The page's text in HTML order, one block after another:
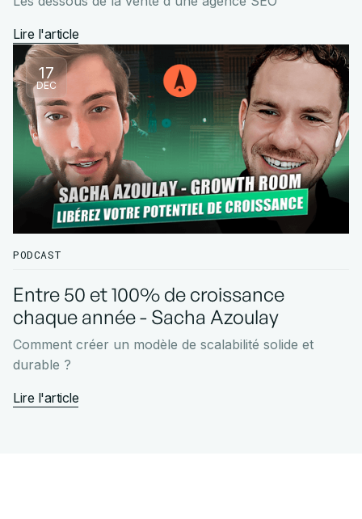
Lire l'article
17
DEC
PODCAST
Entre 50 et 100% de croissance
chaque année - Sacha Azoulay
Comment créer un modèle de scalabilité solide et
durable ?
Lire l'article